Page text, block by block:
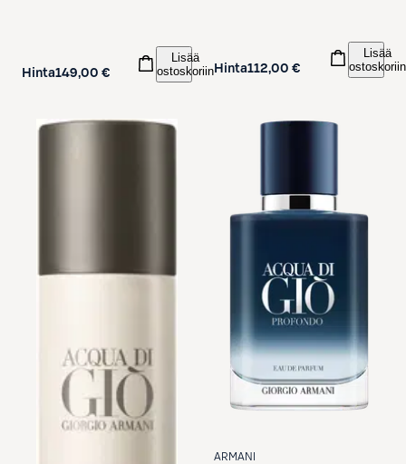
Hinta149,00 €
Lisää
ostoskoriin Hinta112,00 €
Lisää
ostoskoriin
ARMANI